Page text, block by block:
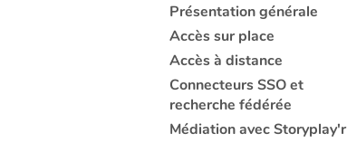
Présentation générale
Accès sur place
Accès à distance
Connecteurs SSO et
recherche fédérée
Médiation avec Storyplay'r